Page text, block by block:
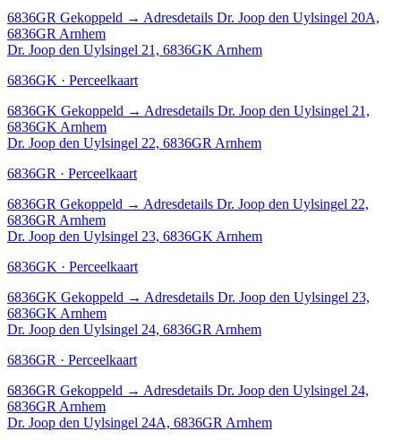
6836GR Gekoppeld → Adresdetails Dr. Joop den Uylsingel 20A,
6836GR Arnhem
Dr. Joop den Uylsingel 21, 6836GK Arnhem
6836GK · Perceelkaart
6836GK Gekoppeld → Adresdetails Dr. Joop den Uylsingel 21,
6836GK Arnhem
Dr. Joop den Uylsingel 22, 6836GR Arnhem
6836GR · Perceelkaart
6836GR Gekoppeld → Adresdetails Dr. Joop den Uylsingel 22,
6836GR Arnhem
Dr. Joop den Uylsingel 23, 6836GK Arnhem
6836GK · Perceelkaart
6836GK Gekoppeld → Adresdetails Dr. Joop den Uylsingel 23,
6836GK Arnhem
Dr. Joop den Uylsingel 24, 6836GR Arnhem
6836GR · Perceelkaart
6836GR Gekoppeld → Adresdetails Dr. Joop den Uylsingel 24,
6836GR Arnhem
Dr. Joop den Uylsingel 24A, 6836GR Arnhem